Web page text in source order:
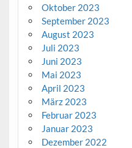
Oktober 2023
September 2023
August 2023
Juli 2023
Juni 2023
Mai 2023
April 2023
März 2023
Februar 2023
Januar 2023
Dezember 2022